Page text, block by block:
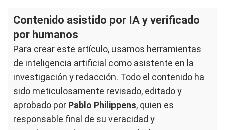
Contenido asistido por IA y verificado
por humanos
Para crear este artículo, usamos herramientas
de inteligencia artificial como asistente en la
investigación y redacción. Todo el contenido ha
sido meticulosamente revisado, editado y
aprobado por Pablo Philippens, quien es
responsable final de su veracidad y